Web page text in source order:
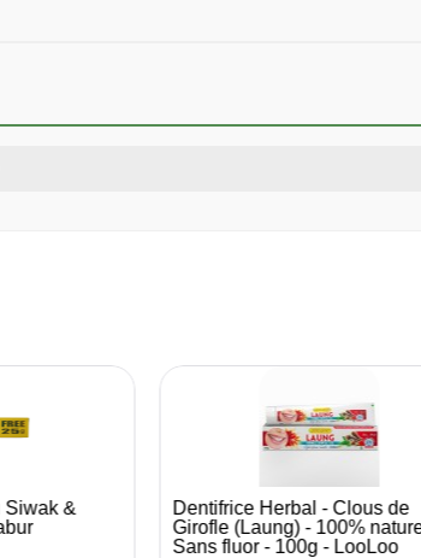
Siwak &
Aperçu rapide
Dentifrice Herbal - Clous de
Girofle (Laung) - 100%
Sans fluor - 100g - LooLoo